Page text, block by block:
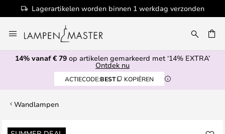
Lagerartikelen worden binnen 1 werkdag verzonden
naar
de
inhoud
14% vanaf € 79 op artikelen gemarkeerd met ‘14% EXTRA’
Ontdek nu
ACTIECODE:BEST KOPIËREN
Wandlampen
Ga